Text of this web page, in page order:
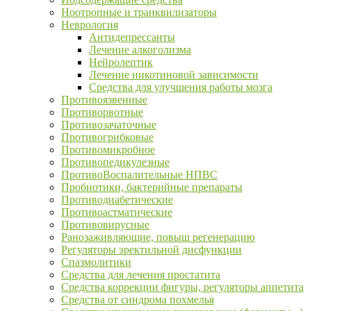
Ноотропные и транквилизаторы
Неврология
Антидепрессанты
Лечение алкоголизма
Нейролептик
Лечение никотиновой зависимости
Средства для улучшения работы мозга
Противоязвенные
Противорвотные
Противозачаточные
Противогрибковые
Противомикробное
Противопедикулезные
ПротивоВоспалительные НПВС
Пробиотики, бактерийные препараты
Противодиабетические
Противоастматические
Противовирусные
Ранозаживляющие, повыш регенерацию
Регуляторы эректильной дисфункции
Спазмолитики
Средства для лечения простатита
Средства коррекции фигуры, регуляторы аппетита
Средства от синдрома похмелья